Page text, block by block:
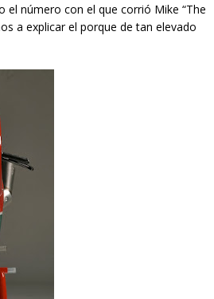
el número con el que corrió Mike “The
a explicar el porque de tan elevado